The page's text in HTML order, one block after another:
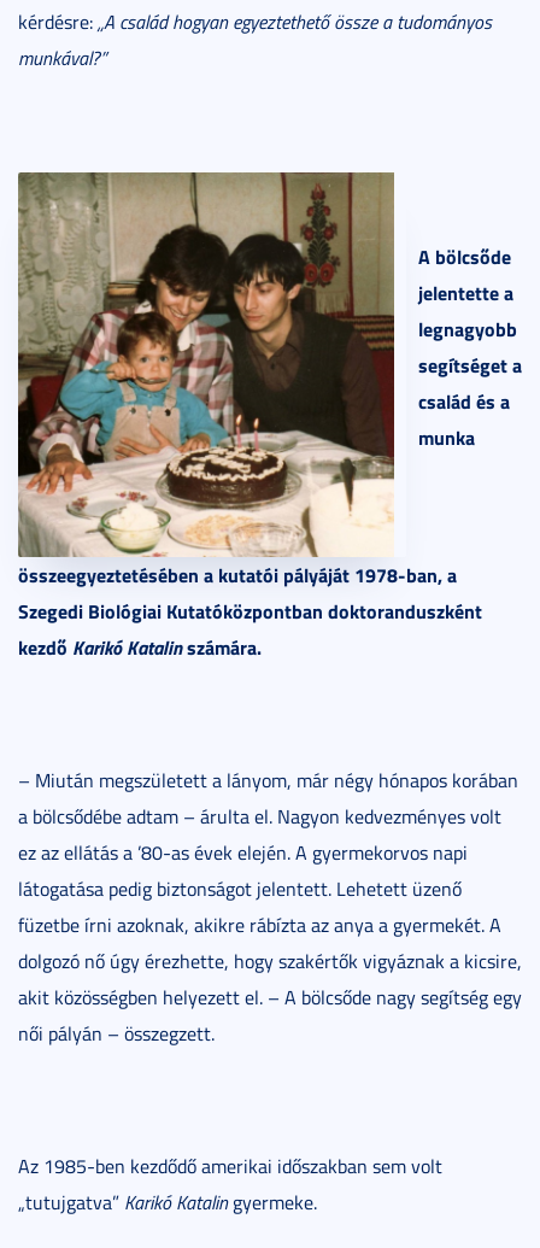
kérdésre:„A család hogyan egyeztethető össze a tudományos
munkával?”
A bölcsőde
jelentette a
legnagyobb
segítséget a
család és a
munka
összeegyeztetésében a kutatói pályáját 1978-ban, a
Szegedi Biológiai Kutatóközpontban doktoranduszként
kezdő Karikó Katalinszámára.
– Miután megszületett a lányom, már négy hónapos korában
a bölcsődébe adtam – árulta el. Nagyon kedvezményes volt
ez az ellátás a ’80-as évek elején. A gyermekorvos napi
látogatása pedig biztonságot jelentett. Lehetett üzenő
füzetbe írni azoknak, akikre rábízta az anya a gyermekét. A
dolgozó nő úgy érezhette, hogy szakértők vigyáznak a kicsire,
akit közösségben helyezett el. – A bölcsőde nagy segítség egy
női pályán – összegzett.
Az 1985-ben kezdődő amerikai időszakban sem volt
„tutujgatva” Karikó Katalingyermeke.